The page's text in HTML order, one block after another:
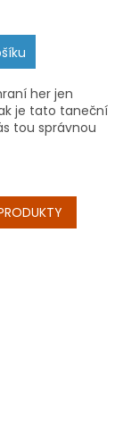
her jen
je tato taneční
tou správnou